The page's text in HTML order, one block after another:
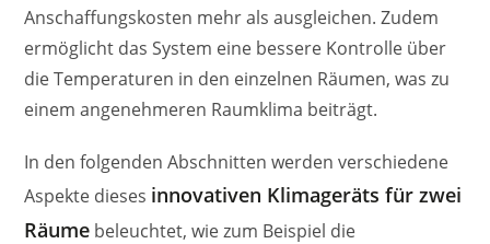
Anschaffungskosten mehr als ausgleichen. Zudem
ermöglicht das System eine bessere Kontrolle über
die Temperaturen in den einzelnen Räumen, was zu
einem angenehmeren Raumklima beiträgt.
In den folgenden Abschnitten werden verschiedene
Aspekte dieses innovativen Klimageräts für zwei
Räume beleuchtet, wie zum Beispiel die